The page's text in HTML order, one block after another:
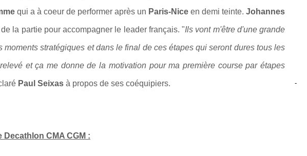
qui a à coeur de performer après un Paris-Nice en demi teinte. Johannes
la partie pour accompagner le leader français. "Ils vont m'être d'une grande
moments stratégiques et dans le final de ces étapes qui seront dures tous les
et ça me donne de la motivation pour ma première course par étapes
Paul Seixas à propos de ses coéquipiers.
CMA CGM :
-